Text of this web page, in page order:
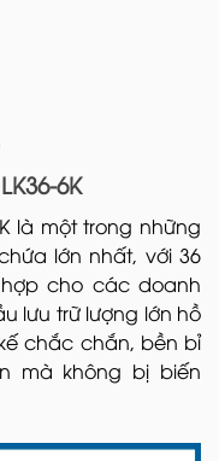
6K
là một trong những
lớn nhất, với 36
cho các doanh
lưu trữ lượng lớn hồ
chắc chắn, bền bỉ
mà không bị biến